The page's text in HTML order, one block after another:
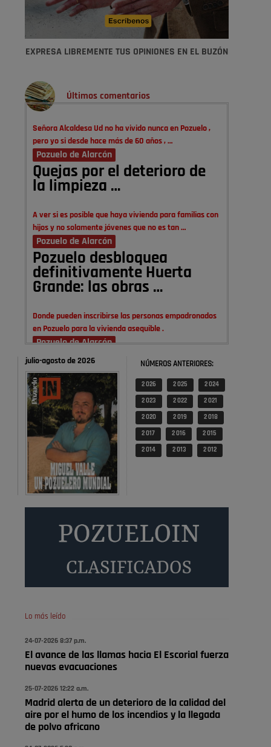
EXPRESA LIBREMENTE TUS OPINIONES EN EL BUZÓN
Últimos comentarios
Señora Alcaldesa Ud no ha vivido nunca en Pozuelo ,
pero yo si desde hace más de 60 años , …
Pozuelo de Alarcón
Quejas por el deterioro de
la limpieza …
A ver si es posible que haya vivienda para familias con
hijos y no solamente jóvenes que no es tan …
Pozuelo de Alarcón
Pozuelo desbloquea
definitivamente Huerta
Grande: las obras …
Donde pueden inscribirse las personas empadronados
en Pozuelo para la vivienda asequible .
Pozuelo de Alarcón
Pozuelo desbloquea
definitivamente Huerta
Grande: las obras …
También pienso que si no fuéramos tan sucios no haría
falta denunciar nada
Pozuelo de Alarcón
Quejas por el deterioro de
la limpieza …
Pozuelo de Alarcón
🔴 EXCLUSIVA | El comisario
de la …
😆Durán menos qué un caramelo en la puerta de un
Pozuelo de Alarcón
🔴 EXCLUSIVA | El comisario
de la …
Pozuelo de Alarcón
🔴 EXCLUSIVA | El comisario
de la …
julio-agosto de 2026 NÚMEROS ANTERIORES:
2 026 2 025 2 024
2 023 2 022 2 021
2 020 2 019 2 018
2 017 2 016 2 015
2 014 2 013 2 012
Lo más leído
24-07-2026 8:37 p.m.
El avance de las llamas hacia El Escorial fuerza
nuevas evacuaciones
25-07-2026 12:22 a.m.
Madrid alerta de un deterioro de la calidad del
aire por el humo de los incendios y la llegada
de polvo africano